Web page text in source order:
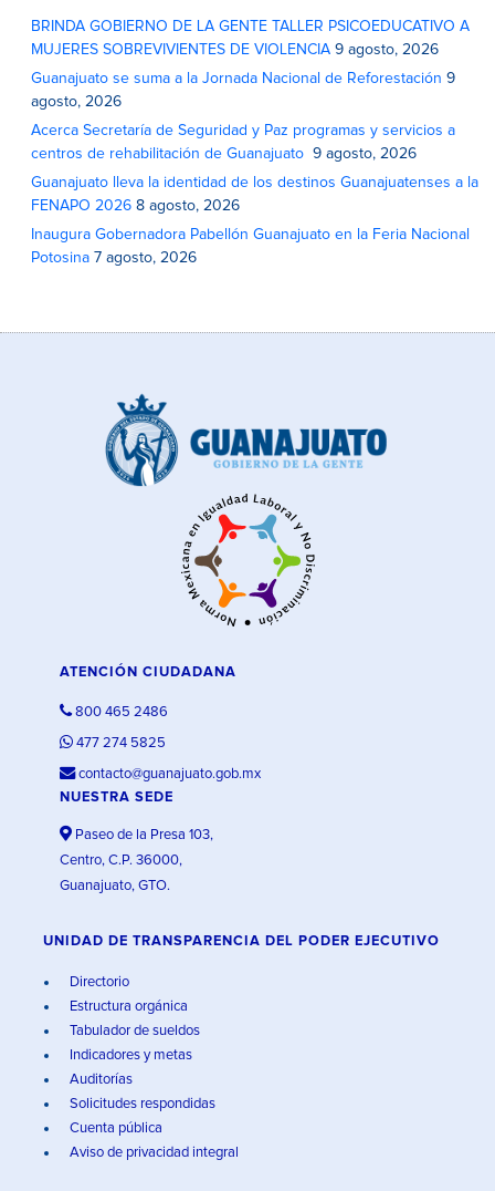
BRINDA GOBIERNO DE LA GENTE TALLER PSICOEDUCATIVO A
MUJERES SOBREVIVIENTES DE VIOLENCIA 9 agosto, 2026
Guanajuato se suma a la Jornada Nacional de Reforestación 9
agosto, 2026
Acerca Secretaría de Seguridad y Paz programas y servicios a
centros de rehabilitación de Guanajuato
9 agosto, 2026
Guanajuato lleva la identidad de los destinos Guanajuatenses a la
FENAPO 2026 8 agosto, 2026
Inaugura Gobernadora Pabellón Guanajuato en la Feria Nacional
Potosina 7 agosto, 2026
ATENCIÓN CIUDADANA
800 465 2486
477 274 5825
contacto@guanajuato.gob.mx
NUESTRA SEDE
Paseo de la Presa 103,
Centro, C.P. 36000,
Guanajuato, GTO.
UNIDAD DE TRANSPARENCIA DEL PODER EJECUTIVO
Directorio
Estructura orgánica
Tabulador de sueldos
Indicadores y metas
Auditorías
Solicitudes respondidas
Cuenta pública
Aviso de privacidad integral